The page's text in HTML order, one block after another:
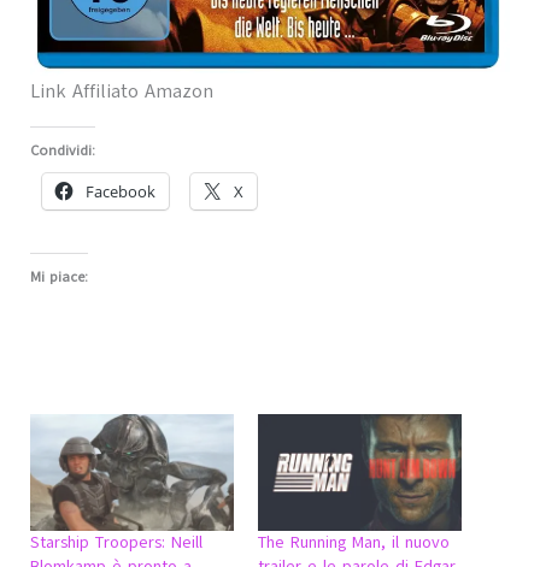
Link Affiliato Amazon
Condividi:
Facebook X
Mi piace:
Starship Troopers: Neill
The Running Man, il nuovo